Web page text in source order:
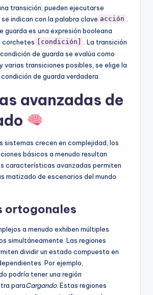
transición, pueden ejecutarse
indican con la palabra clave acción
guarda es una expresión booleana
corchetes
[condición]
. La transición
de guarda se evalúa como
varias transiciones posibles, se elige la
de guarda verdadera.
avanzadas de
sistemas crecen en complejidad, los
básicos a menudo resultan
características avanzadas permiten
matizado de escenarios del mundo
ortogonales
a menudo exhiben múltiples
simultáneamente. Las regiones
dividir un estado compuesto en
Por ejemplo,
podría tener una región
paraCargando. Estas regiones